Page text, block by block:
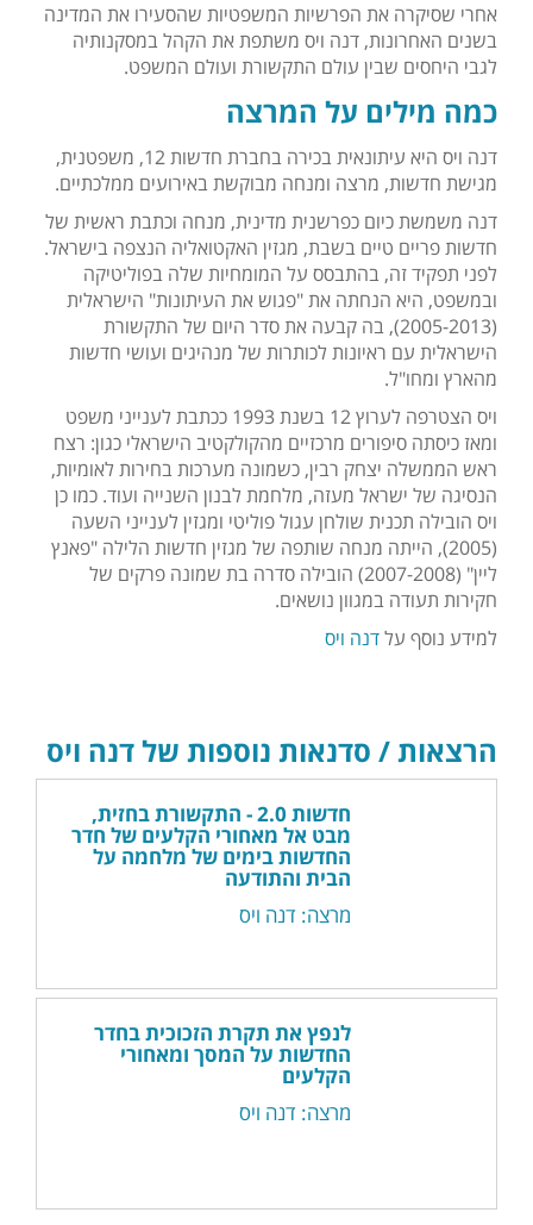
אחרי שסיקרה את הפרשיות המשפטיות שהסעירו את המדינה
בשנים האחרונות, דנה ויס משתפת את הקהל במסקנותיה
לגבי היחסים שבין עולם התקשורת ועולם המשפט.
כמה מילים על המרצה
דנה ויס היא עיתונאית בכירה בחברת חדשות 12, משפטנית,
מגישת חדשות, מרצה ומנחה מבוקשת באירועים ממלכתיים.
דנה משמשת כיום כפרשנית מדינית, מנחה וכתבת ראשית של
חדשות פריים טיים בשבת, מגזין האקטואליה הנצפה בישראל.
לפני תפקיד זה, בהתבסס על המומחיות שלה בפוליטיקה
ובמשפט, היא הנחתה את "פגוש את העיתונות" הישראלית
(2005-2013), בה קבעה את סדר היום של התקשורת
הישראלית עם ראיונות לכותרות של מנהיגים ועושי חדשות
מהארץ ומחו"ל.
ויס הצטרפה לערוץ 12 בשנת 1993 ככתבת לענייני משפט
ומאז כיסתה סיפורים מרכזיים מהקולקטיב הישראלי כגון: רצח
ראש הממשלה יצחק רבין, כשמונה מערכות בחירות לאומיות,
הנסיגה של ישראל מעזה, מלחמת לבנון השנייה ועוד. כמו כן
ויס הובילה תכנית שולחן עגול פוליטי ומגזין לענייני השעה
(2005), הייתה מנחה שותפה של מגזין חדשות הלילה "פאנץ
ליין" (2007-2008) הובילה סדרה בת שמונה פרקים של
חקירות תעודה במגוון נושאים.
למידע נוסף עלדנה ויס
הרצאות / סדנאות נוספות של דנה ויס
חדשות 2.0 - התקשורת בחזית,
מבט אל מאחורי הקלעים של חדר
החדשות בימים של מלחמה על
הבית והתודעה
מרצה: דנה ויס
לנפץ את תקרת הזכוכית בחדר
החדשות על המסך ומאחורי
הקלעים
מרצה: דנה ויס